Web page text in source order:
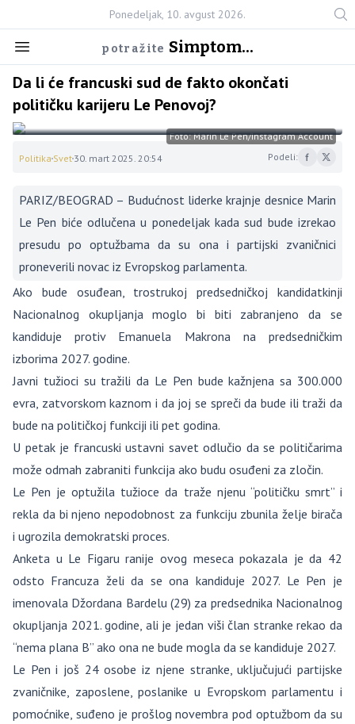
Ponedeljak, 10. avgust 2026.
potražite Simptom...
Da li će francuski sud de fakto okončati
političku karijeru Le Penovoj?
Foto: Marin Le Pen/Instagram Account
Politika Svet 30. mart 2025. 20:54 Podeli:
PARIZ/BEOGRAD – Budućnost liderke krajnje desnice Marin
Le Pen biće odlučena u ponedeljak kada sud bude izrekao
presudu po optužbama da su ona i partijski zvaničnici
proneverili novac iz Evropskog parlamenta.
Ako bude osuđean, trostrukoj predsedničkoj kandidatkinji
Nacionalnog okupljanja moglo bi biti zabranjeno da se
kandiduje protiv Emanuela Makrona na predsedničkim
izborima 2027. godine.
Javni tužioci su tražili da Le Pen bude kažnjena sa 300.000
evra, zatvorskom kaznom i da joj se spreči da bude ili traži da
bude na političkoj funkciji ili pet godina.
U petak je francuski ustavni savet odlučio da se političarima
može odmah zabraniti funkcija ako budu osuđeni za zločin.
Le Pen je optužila tužioce da traže njenu “političku smrt” i
rekla da bi njeno nepodobnost za funkciju zbunila želje birača
i ugrozila demokratski proces.
Anketa u Le Figaru ranije ovog meseca pokazala je da 42
odsto Francuza želi da se ona kandiduje 2027. Le Pen je
imenovala Džordana Bardelu (29) za predsednika Nacionalnog
okupljanja 2021. godine, ali je jedan viši član stranke rekao da
“nema plana B” ako ona ne bude mogla da se kandiduje 2027.
Le Pen i još 24 osobe iz njene stranke, uključujući partijske
zvaničnike, zaposlene, poslanike u Evropskom parlamentu i
pomoćnike, suđeno je prošlog novembra pod optužbom da su